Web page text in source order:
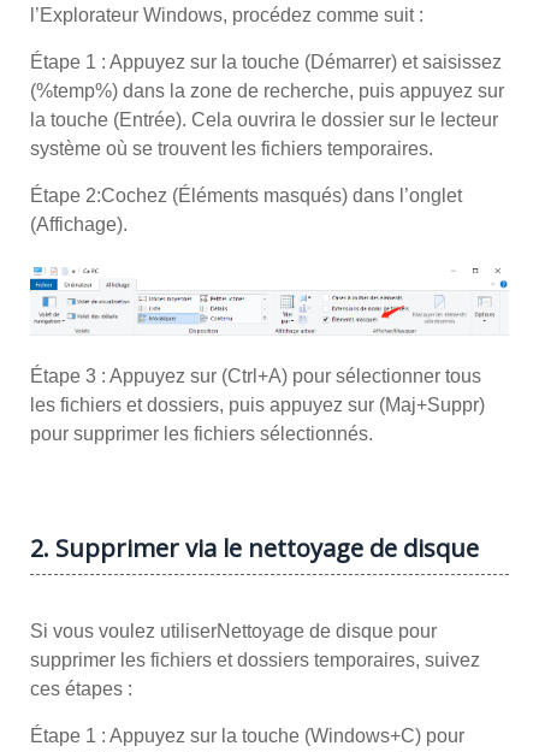
l’Explorateur Windows, procédez comme suit :
Étape 1 : Appuyez sur la touche (Démarrer) et saisissez
(%temp%) dans la zone de recherche, puis appuyez sur
la touche (Entrée). Cela ouvrira le dossier sur le lecteur
système où se trouvent les fichiers temporaires.
Étape 2:Cochez (Éléments masqués) dans l’onglet
(Affichage).
Étape 3 : Appuyez sur (Ctrl+A) pour sélectionner tous
les fichiers et dossiers, puis appuyez sur (Maj+Suppr)
pour supprimer les fichiers sélectionnés.
2. Supprimer via le nettoyage de disque
Si vous voulez utiliserNettoyage de disque pour
supprimer les fichiers et dossiers temporaires, suivez
ces étapes :
Étape 1 : Appuyez sur la touche (Windows+C) pour